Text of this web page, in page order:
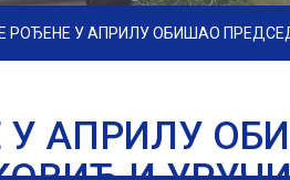
РОЂЕНЕ У АПРИЛУ ОБИШАО
У АПРИЛУ